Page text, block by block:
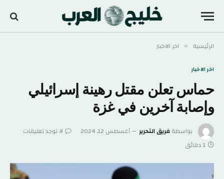
الرئيسية » اخر الاخبار
اخر الاخبار
حماس تعلن مقتل رهينة إسرائيلي
وإصابة آخرين في غزة
بواسطةفريق التحرير أغسطس 12, 2024
لا توجد تعليقات
1 دقائق